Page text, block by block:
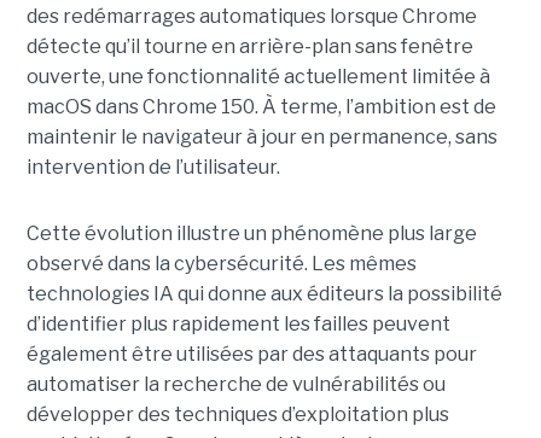
des redémarrages automatiques lorsque Chrome
détecte qu’il tourne en arrière-plan sans fenêtre
ouverte, une fonctionnalité actuellement limitée à
macOS dans Chrome 150. À terme, l’ambition est de
maintenir le navigateur à jour en permanence, sans
intervention de l’utilisateur.
Cette évolution illustre un phénomène plus large
observé dans la cybersécurité. Les mêmes
technologies IA qui donne aux éditeurs la possibilité
d’identifier plus rapidement les failles peuvent
également être utilisées par des attaquants pour
automatiser la recherche de vulnérabilités ou
développer des techniques d’exploitation plus